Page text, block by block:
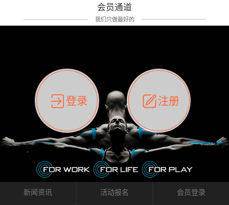
痛影响走路。当天疼痛部贴了EDF和胃十字，膝
关节贴了半月板贴布。第2天第12肋部的EDF和
消失，贴布也没有出现进一步瘙痒过敏。而膝
关节的半月板贴布张力用的100%，但自始至终
它都很坚强的贴着，没有出现过任何瘙痒的迹
象。不同的条件下，同一个身体，不同的部位
皮肤的敏感度也有不同。因此我们KINESIO要做
的，是在研发生产过程中竭尽全力的降低致敏
性，减少贴布本身带来的致敏率。那到底是什
么原因引起的过敏瘙痒呢？我整理了以下内容
仅供大家参考，希望能给予大家帮助。首先我
们分析解剖下过敏的原因，然后简说一下
KINESIO贴布贴扎后预防应对。我把导致过敏的
原因，简单分为外因和内因。外因1，贴布贴布
以激发身体的自然愈合能力。 通常，药物会削
弱细胞因子的作用，单方面还会引起副作用的
症状。 与此相比，Kinesio肌内效贴创造了细
的控制仍有许多未知。 细胞因子是一种酵素，
各种各样的酵素起着适当的作用，为细胞创造
了适合居住的环境。 在现代医学上，这种细胞
因子是一种酶的观点往往被否定，但在体内有
有毒细菌和无毒细菌，它们起着保持身体平衡
的作用。 Kinesio肌内效贴不像药物那样在短时
间内表现出症状，而是通过花费时间创造一个
对身体没有伤害（副作用等）的环境来减轻症
状。 但是，由于营养、精神、运动的平衡被破
坏，各种细胞就会发生病态变化。 在一定的状
态下，细胞因子会自动捕捉异常，并在细胞之
间传递适当的修复信息。可以收集各自所需的
状，而是指贴布本身很重量，以及贴布刺激的
类型。贴布的应用充分利用了体内由间质液组
成的自然流体力学的流体层。这种轻微的刺激
间，还可以在单片贴布上提供支持和深度刺
激。通过对间质液的适当控制，可以连接皮下
筋膜，对关节进行非常轻柔的刺激，增加患部
的治疗区域。 snowflake“雪花”贴布不会妨碍皮
肤上下左右运动，有效的辅助修复关节周围组
织的筋膜。它可以作用于关节或肌肉表面，释
放压力，刺激深层筋膜。“雪花”贴扎疗法是一
种可以改变肌肉、筋膜和间质液之间自然流动
关系的方法。 间质液间质被称为人体的新器
官。研究人员认为，整个身体的网络是由坚韧
且柔软的蛋白质结构所支撑的相互连接的充满
流体的空间构成的。如果作为脏器，这是人体
最大的脏器，约占体重的20%（相比之下，皮
会员通道
我们只做最好的
登录 注册
新闻资讯 活动报名 会员登录